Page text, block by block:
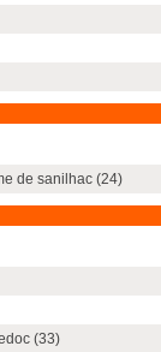
de sanilhac (24)
(33)